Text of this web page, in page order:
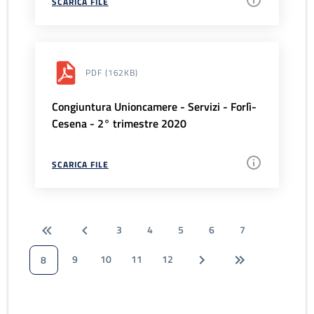
PDF (162KB)
Congiuntura Unioncamere - Servizi - Forlì-
Cesena - 2° trimestre 2020
SCARICA FILE
3 4 5 6
7
8
9 10 11 12